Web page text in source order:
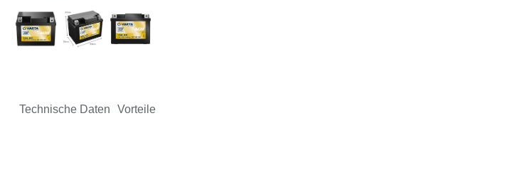
Technische Daten Vorteile